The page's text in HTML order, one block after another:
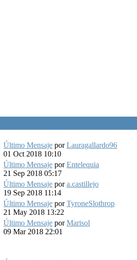
Último Mensaje porLauragallardo96
01 Oct 2018 10:10
Último Mensaje porEntelequia
21 Sep 2018 05:17
Último Mensaje pora.castillejo
19 Sep 2018 11:14
Último Mensaje porTyroneSlothrop
21 May 2018 13:22
Último Mensaje porMarisol
09 Mar 2018 22:01